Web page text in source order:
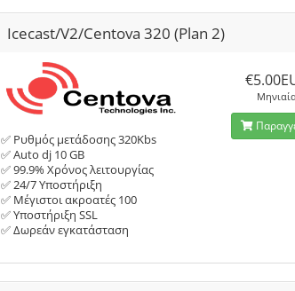
Icecast/V2/Centova 320 (Plan 2)
✅ Ρυθμός μετάδοσης 320Kbs
✅ Auto dj 10 GB
✅ 99.9% Χρόνος λειτουργίας
✅ 24/7 Υποστήριξη
✅ Μέγιστοι ακροατές 100
✅ Υποστήριξη SSL
✅ Δωρεάν εγκατάσταση